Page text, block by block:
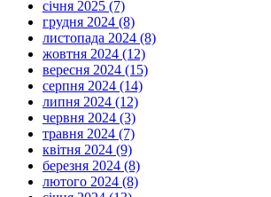
січня 2025 (7)
грудня 2024 (8)
листопада 2024 (8)
жовтня 2024 (12)
вересня 2024 (15)
серпня 2024 (14)
липня 2024 (12)
червня 2024 (3)
травня 2024 (7)
квітня 2024 (9)
березня 2024 (8)
лютого 2024 (8)